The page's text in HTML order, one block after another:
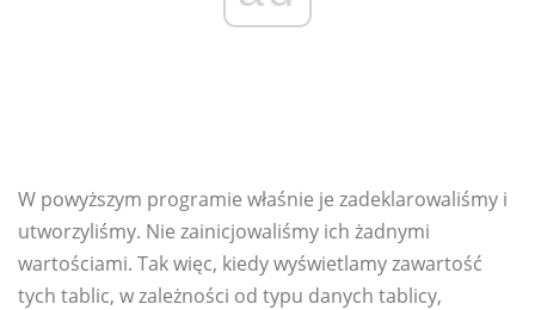
W powyższym programie właśnie je zadeklarowaliśmy i
utworzyliśmy. Nie zainicjowaliśmy ich żadnymi
wartościami. Tak więc, kiedy wyświetlamy zawartość
tych tablic, w zależności od typu danych tablicy,